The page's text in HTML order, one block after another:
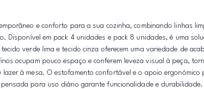
e conforto para a sua cozinha, combinando linhas
Disponível em pack 4 unidades e pack 8 unidades, é uma
verde lima e tecido cinza oferecem uma variedade de
ocupam pouco espaço e conferem leveza visual à peça,
à mesa. O estofamento confortável e o apoio
para uso diário garante funcionalidade e